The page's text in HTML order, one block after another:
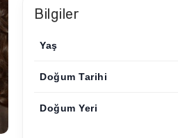
Bilgiler
Yaş
Doğum Tarihi
Doğum Yeri